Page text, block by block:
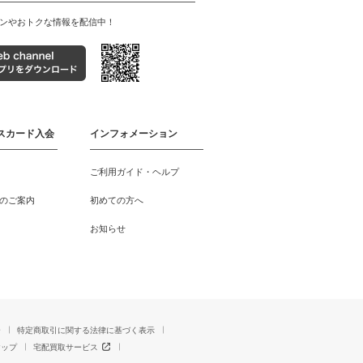
やおトクな情報を配信中！
カード入会
ご案内
インフォメーション
ご利用ガイド・ヘルプ
初めての方へ
お知らせ
特定商取引に関する法律に基づく表示
プ
宅配買取サービス